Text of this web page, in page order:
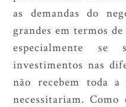
as demandas do
grandes em termos
especialmente
investimentos nas
não recebem toda
necessitariam.